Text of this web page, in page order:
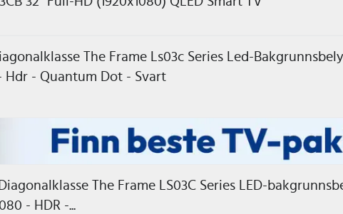
The Frame Ls03c Series Led-
- Hdr - Quantum Dot - Svart
The Frame LS03C Series LED-
- HDR -...